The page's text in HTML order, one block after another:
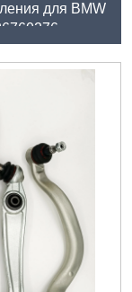
для BMW